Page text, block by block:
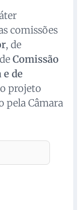
comissões
, de
Comissão
de
projeto
pela Câmara